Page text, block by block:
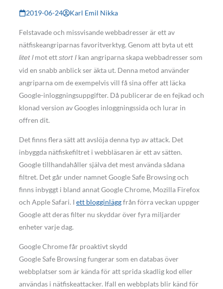
2019-06-24 Karl Emil Nikka
Felstavade och missvisande webbadresser är ett av
nätfiskeangriparnas favoritverktyg. Genom att byta ut ett
litet lmot ettstort I kan angriparna skapa webbadresser som
vid en snabb anblick ser äkta ut. Denna metod använder
angriparna om de exempelvis vill få sina offer att läcka
Google-inloggningsuppgifter. Då publicerar de en fejkad och
klonad version av Googles inloggningssida och lurar in
offren dit.
Det finns flera sätt att avslöja denna typ av attack. Det
inbyggda nätfiskefiltret i webbläsaren är ett av sätten.
Google tillhandahåller själva det mest använda sådana
filtret. Det går under namnet Google Safe Browsing och
finns inbyggt i bland annat Google Chrome, Mozilla Firefox
och Apple Safari. I ett blogginläggfrån förra veckan uppger
Google att deras filter nu skyddar över fyra miljarder
enheter varje dag.
Google Chrome får proaktivt skydd
Google Safe Browsing fungerar som en databas över
webbplatser som är kända för att sprida skadlig kod eller
användas i nätfiskeattacker. Ifall en webbplats blir känd för